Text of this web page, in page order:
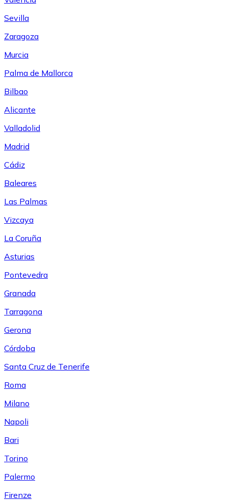
Sevilla
Zaragoza
Murcia
Palma de Mallorca
Bilbao
Alicante
Valladolid
Madrid
Cádiz
Baleares
Las Palmas
Vizcaya
La Coruña
Asturias
Pontevedra
Granada
Tarragona
Gerona
Córdoba
Santa Cruz de Tenerife
Roma
Milano
Napoli
Bari
Torino
Palermo
Firenze